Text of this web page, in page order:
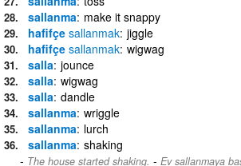
sallanma make it snappy
hafifçe sallanmak jiggle
hafifçe sallanmak wigwag
salla jounce
salla wigwag
salla dandle
sallanma wriggle
sallanma lurch
sallanma shaking
The house started shaking. - Ev sallanmaya